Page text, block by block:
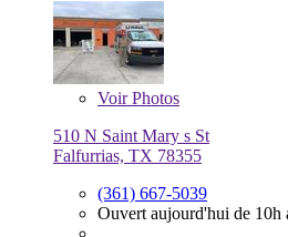
VoirPhotos
510 N Saint Mary s St
Falfurrias, TX 78355
(361) 667-5039
Ouvert aujourd'hui de 10h